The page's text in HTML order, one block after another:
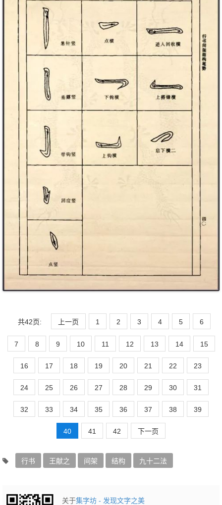
共42页: 上一页 1 2 3 4 5 6
7 8 9 10 11 12 13 14 15
16 17 18 19 20 21 22 23
24 25 26 27 28 29 30 31
32 33 34 35 36 37 38 39
40 41 42 下一页
行书 王献之 间架 结构 九十二法
关于集字坊 - 发现文字之美